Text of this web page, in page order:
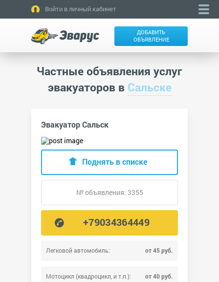
Войти в личный кабинет
ДОБАВИТЬ
ОБЪЯВЛЕНИЕ
Частные объявления услуг
эвакуаторов в Сальске
Эвакуатор Сальск
Легковой автомобиль: от 45 руб.
Мотоцикл (квадроцикл, и т.п.): от 40 руб.
Поднять в списке
№ объявления: 3355
+79034364449